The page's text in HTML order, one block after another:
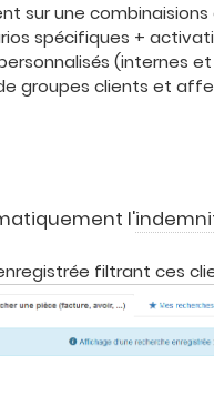
sur une
spécifiques +
(internes
groupes clients et
l'
filtrant ces